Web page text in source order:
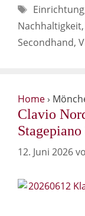
Einrichtung
Nachhaltigkeit,
Secondhand,
Home ›
Clavio
12. Juni 2026